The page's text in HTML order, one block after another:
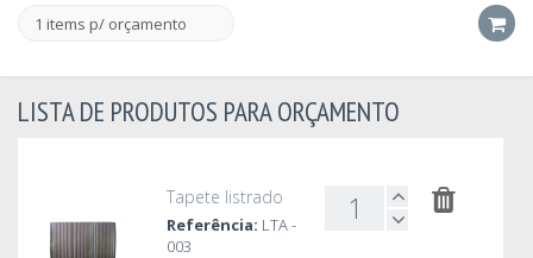
1 items p/ orçamento
LISTA DE PRODUTOS PARA ORÇAMENTO
Tapete listrado
Referência: LTA -
003